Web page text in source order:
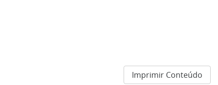
Imprimir Conteúdo